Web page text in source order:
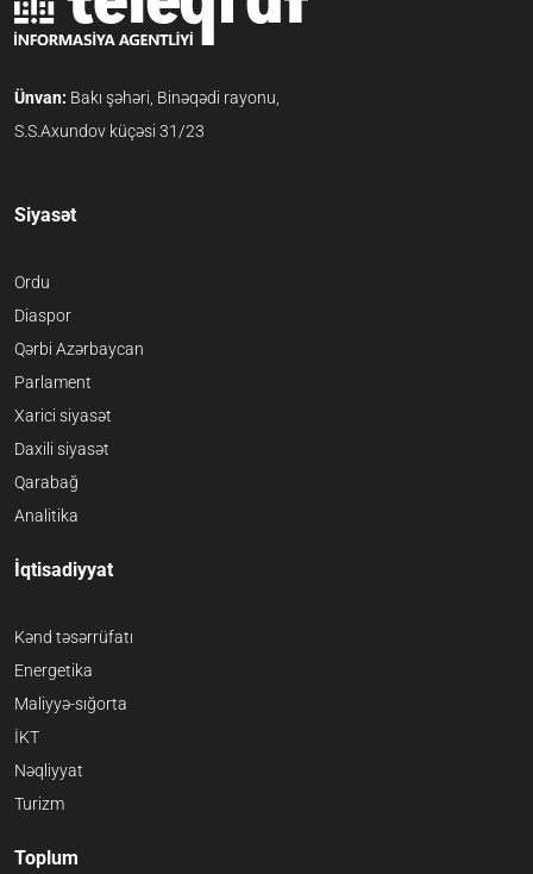
Ünvan: Bakı şəhəri, Binəqədi rayonu,
S.S.Axundov küçəsi 31/23
Siyasət
Ordu
Diaspor
Qərbi Azərbaycan
Parlament
Xarici siyasət
Daxili siyasət
Qarabağ
Analitika
İqtisadiyyat
Kənd təsərrüfatı
Energetika
Maliyyə-sığorta
İKT
Nəqliyyat
Turizm
Toplum